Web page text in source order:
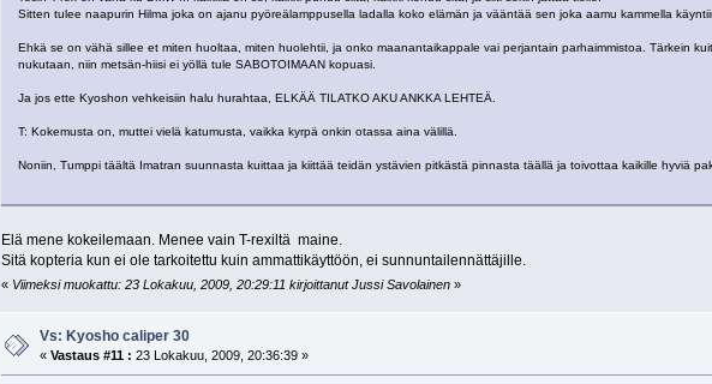
Sitten tulee naapurin Hilma joka on ajanu pyöreälamppusella ladalla koko elämän ja vääntää sen joka aamu kammella
Ehkä se on vähä sillee et miten huoltaa, miten huolehtii, ja onko maanantaikappale vai perjantain parhaimmistoa. Tärkein
nukutaan, niin metsän-hiisi ei yöllä tule SABOTOIMAAN kopuasi.
Ja jos ette Kyoshon vehkeisiin halu hurahtaa, ELKÄÄ TILATKO AKU ANKKA LEHTEÄ.
T: Kokemusta on, muttei vielä katumusta, vaikka kyrpä onkin otassa aina välillä.
Noniin, Tumppi täältä Imatran suunnasta kuittaa ja kiittää teidän ystävien pitkästä pinnasta täällä ja toivottaa kaikille hyviä
Elä mene kokeilemaan. Menee vain T-rexiltä maine.
Sitä kopteria kun ei ole tarkoitettu kuin ammattikäyttöön, ei sunnuntailennättäjille.
« Viimeksi muokattu: 23 Lokakuu, 2009, 20:29:11 kirjoittanut Jussi Savolainen»
Vs: Kyosho caliper 30
«Vastaus #11 : 23 Lokakuu, 2009, 20:36:39 »